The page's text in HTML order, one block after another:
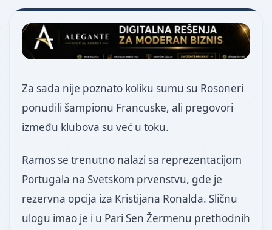
Za sada nije poznato koliku sumu su Rosoneri
ponudili šampionu Francuske, ali pregovori
između klubova su već u toku.
Ramos se trenutno nalazi sa reprezentacijom
Portugala na Svetskom prvenstvu, gde je
rezervna opcija iza Kristijana Ronalda. Sličnu
ulogu imao je i u Pari Sen Žermenu prethodnih